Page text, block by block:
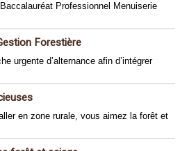
Professionnel Menuiserie
Forestière
urgente d’alternance afin d’intégrer
en zone rurale, vous aimez la forêt et